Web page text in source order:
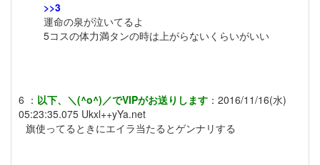
>>3
運命の泉が泣いてるよ
5コスの体力満タンの時は上がらないくらいがいい
6 ： 以下、＼(^o^)／でVIPがお送りします ： 2016/11/16(水)
05:23:35.075 Ukxl++yYa.net
旗使ってるときにエイラ当たるとゲンナリする